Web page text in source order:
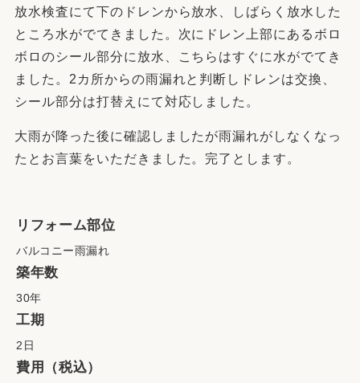
放水検査にて下のドレンから放水、しばらく放水した
ところ水がでてきました。次にドレン上部にあるボロ
ボロのシール部分に放水、こちらはすぐに水がでてき
ました。2カ所からの雨漏れと判断しドレンは交換、
シール部分は打替えにて対応しました。
大雨が降った後に確認しましたが雨漏れがしなくなっ
たとお言葉をいただきました。完了とします。
リフォーム部位
バルコニー雨漏れ
築年数
30年
工期
2日
費用（税込）